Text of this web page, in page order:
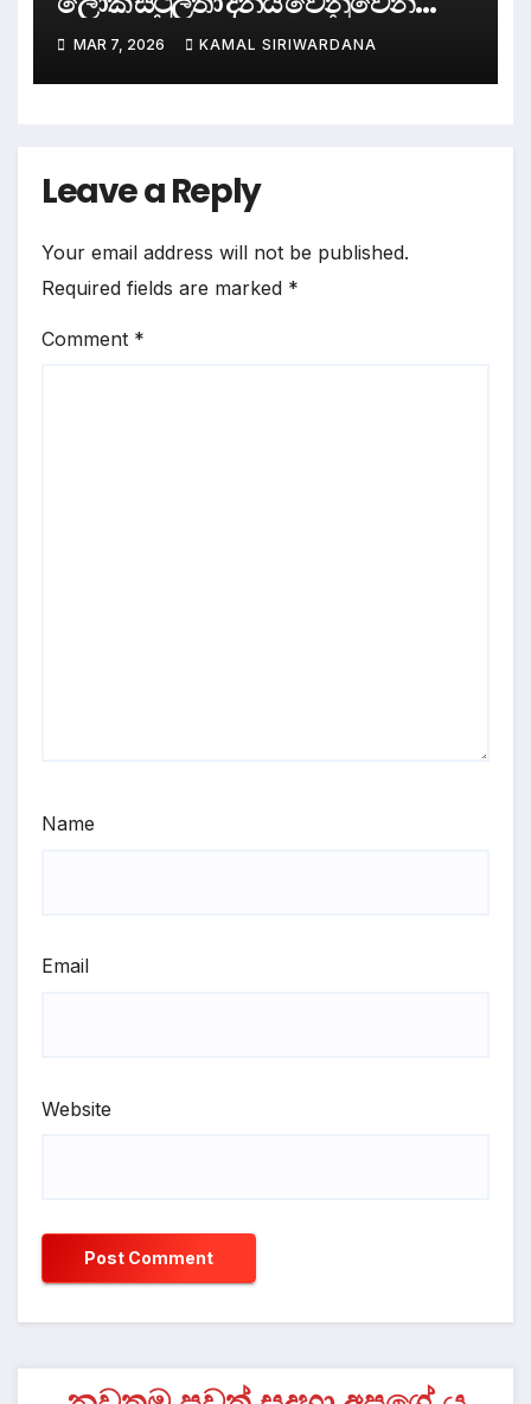
සෞඛ්‍යමය පාගමනක්.
MAR 7, 2026 KAMAL SIRIWARDANA
Leave a Reply
Your email address will not be published.
Required fields are marked *
Comment *
Name
Email
Website